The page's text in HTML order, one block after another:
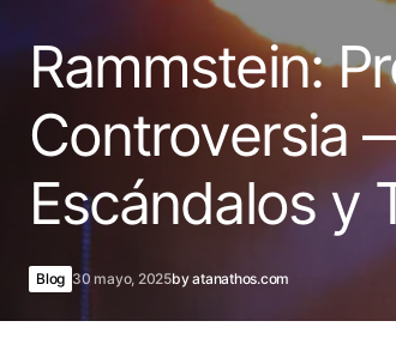
Rammstein:
Controversia
Escándalos y
Blog 30 mayo, 2025byatanathos.com